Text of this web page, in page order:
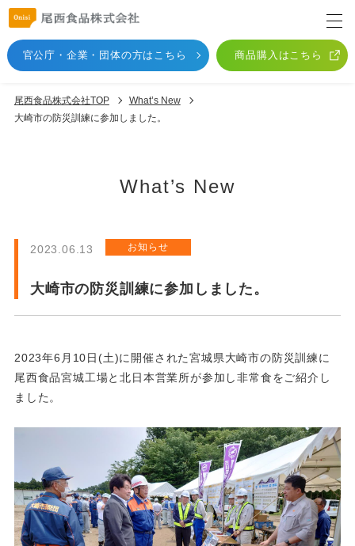
官公庁・企業・団体の方はこちら 商品購入はこちら
尾西食品株式会社TOP
What’s New
大崎市の防災訓練に参加しました。
What’s New
2023.06.13 お知らせ
大崎市の防災訓練に参加しました。
2023年6月10日(土)に開催された宮城県大崎市の防災訓練に
尾西食品宮城工場と北日本営業所が参加し非常食をご紹介し
ました。